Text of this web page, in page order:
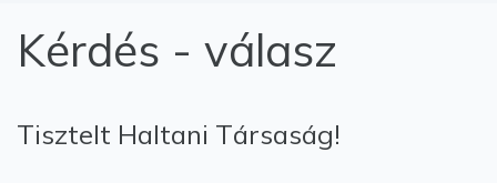
Kérdés - válasz
Tisztelt Haltani Társaság!